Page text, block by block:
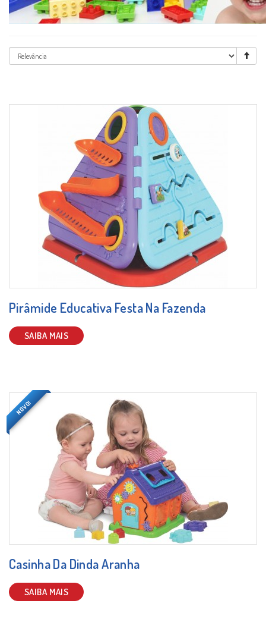
Ordenar
por
Pirâmide Educativa Festa Na Fazenda
SAIBA MAIS
NOVO!
Casinha Da Dinda Aranha
SAIBA MAIS